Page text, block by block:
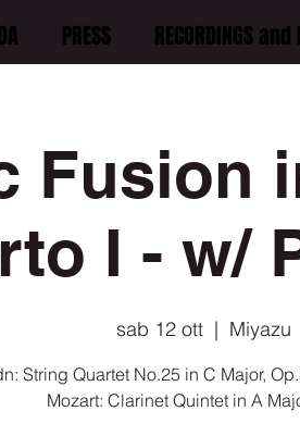
PRESS RECORDINGS
Fusion
I - w/
sab 12 ott
  |
Miyazu
String Quartet No.25 in C Major,
Mozart: Clarinet Quintet in A